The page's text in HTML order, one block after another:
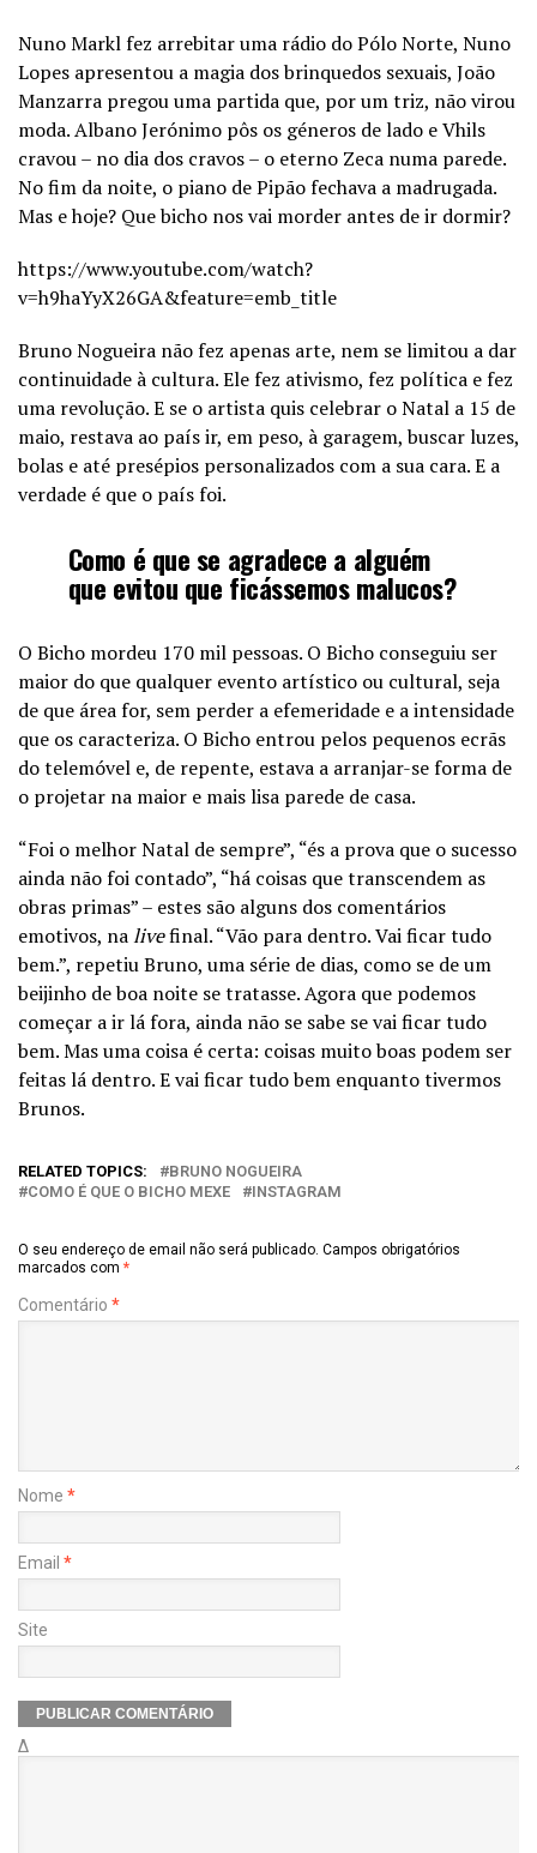
Nuno Markl fez arrebitar uma rádio do Pólo Norte, Nuno
Lopes apresentou a magia dos brinquedos sexuais, João
Manzarra pregou uma partida que, por um triz, não virou
moda. Albano Jerónimo pôs os géneros de lado e Vhils
cravou – no dia dos cravos – o eterno Zeca numa parede.
No fim da noite, o piano de Pipão fechava a madrugada.
Mas e hoje? Que bicho nos vai morder antes de ir dormir?
https://www.youtube.com/watch?
v=h9haYyX26GA&feature=emb_title
Bruno Nogueira não fez apenas arte, nem se limitou a dar
continuidade à cultura. Ele fez ativismo, fez política e fez
uma revolução. E se o artista quis celebrar o Natal a 15 de
maio, restava ao país ir, em peso, à garagem, buscar luzes,
bolas e até presépios personalizados com a sua cara. E a
verdade é que o país foi.
Como é que se agradece a alguém
que evitou que ficássemos malucos?
O Bicho mordeu 170 mil pessoas. O Bicho conseguiu ser
maior do que qualquer evento artístico ou cultural, seja
de que área for, sem perder a efemeridade e a intensidade
que os caracteriza. O Bicho entrou pelos pequenos ecrãs
do telemóvel e, de repente, estava a arranjar-se forma de
o projetar na maior e mais lisa parede de casa.
“Foi o melhor Natal de sempre”, “és a prova que o sucesso
ainda não foi contado”, “há coisas que transcendem as
obras primas” – estes são alguns dos comentários
emotivos, nalivefinal. “Vão para dentro. Vai ficar tudo
bem.”, repetiu Bruno, uma série de dias, como se de um
beijinho de boa noite se tratasse. Agora que podemos
começar a ir lá fora, ainda não se sabe se vai ficar tudo
bem. Mas uma coisa é certa: coisas muito boas podem ser
feitas lá dentro. E vai ficar tudo bem enquanto tivermos
Brunos.
RELATED TOPICS:
BRUNO NOGUEIRA
COMO É QUE O BICHO MEXE
INSTAGRAM
O seu endereço de email não será publicado. Campos obrigatórios
marcados com *
Comentário *
Nome *
Email *
Site
Δ